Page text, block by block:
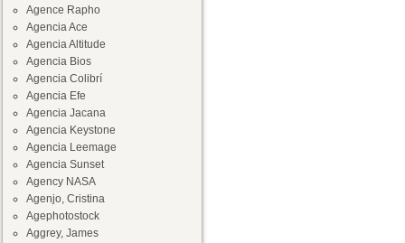
Agence Rapho
Agencia Ace
Agencia Altitude
Agencia Bios
Agencia Colibrí
Agencia Efe
Agencia Jacana
Agencia Keystone
Agencia Leemage
Agencia Sunset
Agency NASA
Agenjo, Cristina
Agephotostock
Aggrey, James